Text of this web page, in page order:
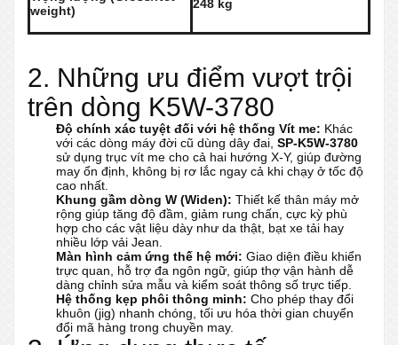
weight)
248 kg
2. Những ưu điểm vượt trội
trên dòng K5W-3780
Độ chính xác tuyệt đối với hệ thống Vít me: Khác
với các dòng máy đời cũ dùng dây đai, SP-K5W-3780
sử dụng trục vít me cho cả hai hướng X-Y, giúp đường
may ổn định, không bị rơ lắc ngay cả khi chạy ở tốc độ
cao nhất.
Khung gầm dòng W (Widen): Thiết kế thân máy mở
rộng giúp tăng độ đầm, giảm rung chấn, cực kỳ phù
hợp cho các vật liệu dày như da thật, bạt xe tải hay
nhiều lớp vải Jean.
Màn hình cảm ứng thế hệ mới: Giao diện điều khiển
trực quan, hỗ trợ đa ngôn ngữ, giúp thợ vận hành dễ
dàng chỉnh sửa mẫu và kiểm soát thông số trực tiếp.
Hệ thống kẹp phôi thông minh: Cho phép thay đổi
khuôn (jig) nhanh chóng, tối ưu hóa thời gian chuyển
đổi mã hàng trong chuyền may.